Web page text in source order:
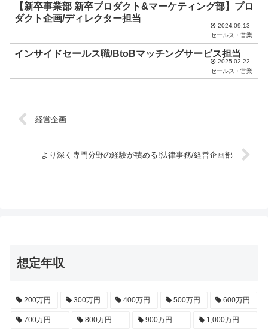
い
。
【新卒事業部 新卒プロダクト&マーケティング部】プロ
ダクト企画/ディレクター担当
2024.09.13
セールス・営業
インサイドセールス職/BtoBマッチングサービス担当
2025.02.22
セールス・営業
経営企画
より深く専門分野の経験が積める!法律事務/経営企画部
想定年収
200万円 300万円 400万円 500万円 600万円
700万円 800万円 900万円 1,000万円